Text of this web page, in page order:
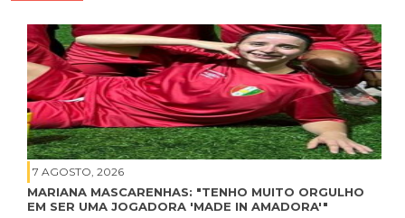
7 AGOSTO, 2026
MARIANA MASCARENHAS: "TENHO MUITO ORGULHO
EM SER UMA JOGADORA 'MADE IN AMADORA'"